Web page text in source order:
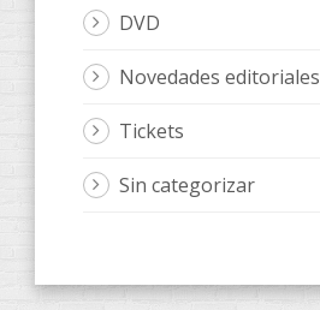
DVD
Novedades editoriales
Tickets
Sin categorizar